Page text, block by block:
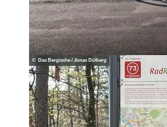
© Das Bergische / Jonas Dülberg